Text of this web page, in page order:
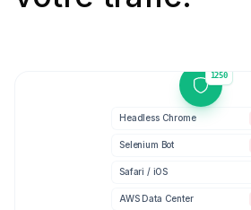
1251
Headless Chrome
Selenium Bot
Safari / iOS
AWS Data Center